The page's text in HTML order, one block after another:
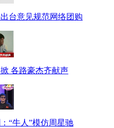
台意见规范网络团购
各路豪杰齐献声
“牛人”模仿周星驰